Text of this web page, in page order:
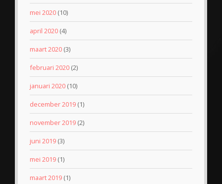
mei 2020 (10)
april 2020 (4)
maart 2020 (3)
februari 2020 (2)
januari 2020 (10)
december 2019 (1)
november 2019 (2)
juni 2019 (3)
mei 2019 (1)
maart 2019 (1)